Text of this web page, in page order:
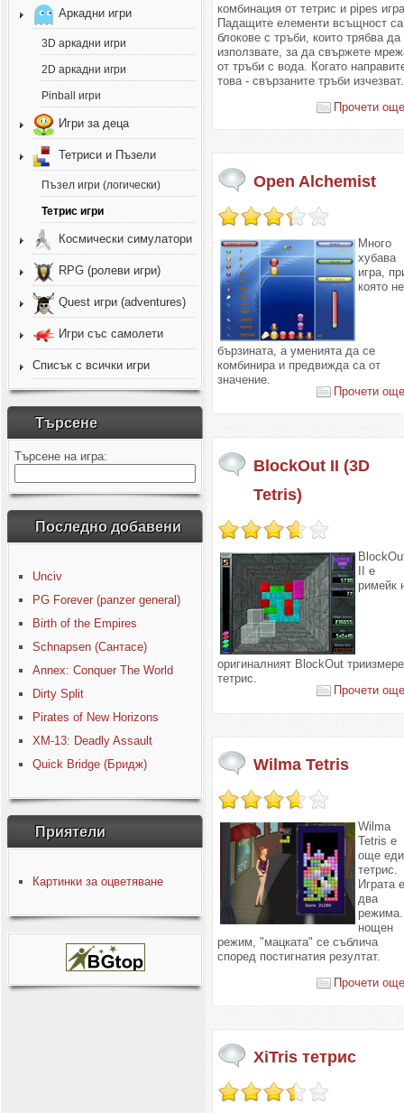
Аркадни игри
3D аркадни игри
2D аркадни игри
Pinball игри
Игри за деца
Тетриси и Пъзели
Пъзел игри (логически)
Тетрис игри
Космически симулатори
RPG (ролеви игри)
Quest игри (adventures)
Игри със самолети
Списък с всички игри
Търсене
Търсене на игра:
Последно добавени
Unciv
PG Forever (panzer general)
Birth of the Empires
Schnapsen (Сантасе)
Annex: Conquer The World
Dirty Split
Pirates of New Horizons
XM-13: Deadly Assault
Quick Bridge (Бридж)
Приятели
Картинки за оцветяване
комбинация от тетрис и pipеs
Падащите елементи всъщност са
блокове с тръби, които трябва да
използвате, за да свържете
от тръби с вода. Когато
това - свързаните тръби изчезват.
Прочети
Open Alchemist
Много
хубава
игра,
която не
бързината, а уменията да се
комбинира и предвижда са от
значение.
Прочети
BlockOut II (3D
Tetris)
II е
римейк
оригиналният BlockOut
тетрис.
Прочети
Wilma Tetris
Wilma
Tetris е
още
тетрис.
Играта
два
нощен
режим, "мацката" се съблича
според постигнатия резултат.
Прочети
XiTris тетрис